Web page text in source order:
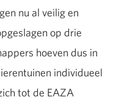
nu al veilig en
op drie
hoeven dus in
individueel
tot de EAZA